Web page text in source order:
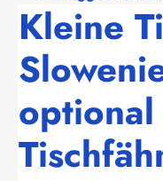
Kleine